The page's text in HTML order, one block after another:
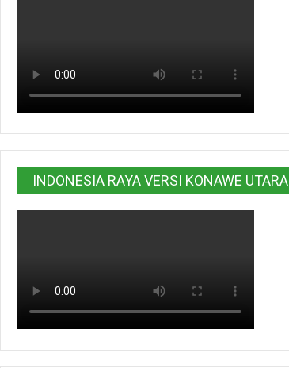
INDONESIA RAYA VERSI KONAWE UTARA